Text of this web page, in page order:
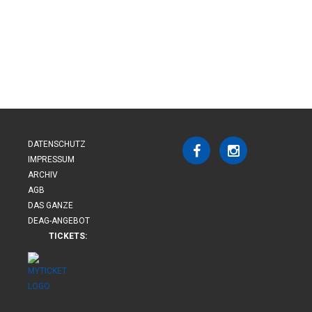
DATENSCHUTZ
IMPRESSUM
ARCHIV
AGB
DAS GANZE
DEAG-ANGEBOT
TICKETS: